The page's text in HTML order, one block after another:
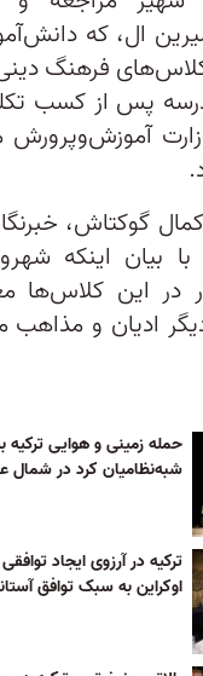
ال، که
فرهنگ
پس از کسب
آموزش‌وپرورش
گوکتاش، خبرنگار
بیان اینکه
این کلاس‌ها
ادیان و مذاهب
حمله زمینی و هوایی ترکیه
شبه‌نظامیان کرد در شمال
ترکیه در آرزوی ایجاد
اوکراین به سبک توافق